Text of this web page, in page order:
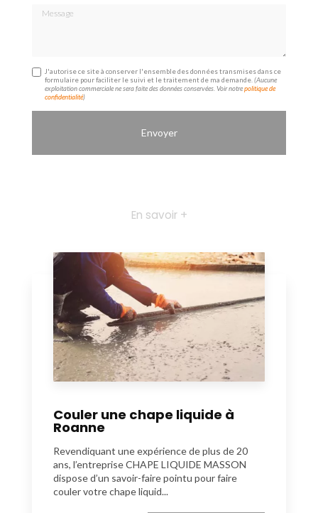
Message
J'autorise ce site à conserver l'ensemble des données transmises dans ce
formulaire pour faciliter le suivi et le traitement de ma demande.(Aucune
exploitation commerciale ne sera faite des données conservées. Voir notrepolitique de
confidentialité)
En savoir +
Couler une chape liquide à
Roanne
Revendiquant une expérience de plus de 20
ans, l’entreprise CHAPE LIQUIDE MASSON
dispose d’un savoir-faire pointu pour faire
couler votre chape liquid...